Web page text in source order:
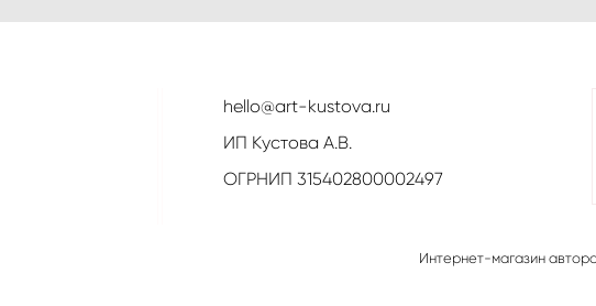
hello@art-kustova.ru
ИП Кустова А.В.
ОГРНИП 315402800002497
Интернет-магазин